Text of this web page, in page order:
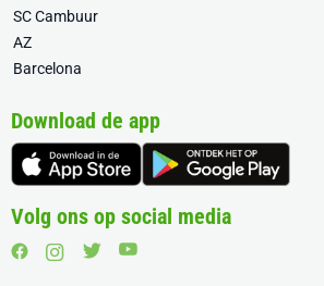
SC Cambuur
AZ
Barcelona
Download de app
Volg ons op social media